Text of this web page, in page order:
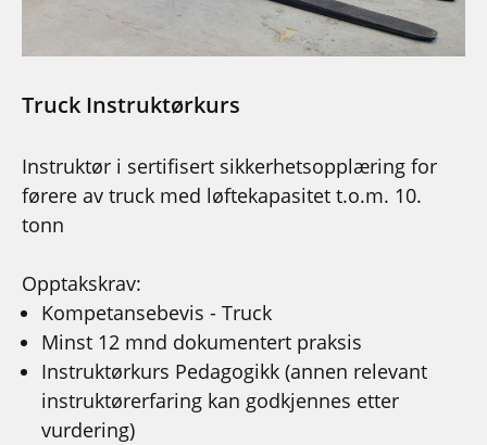
Truck Instruktørkurs
Instruktør i sertifisert sikkerhetsopplæring for
førere av truck med løftekapasitet t.o.m. 10.
tonn
Opptakskrav:
Kompetansebevis - Truck
Minst 12 mnd dokumentert praksis
Instruktørkurs Pedagogikk (annen relevant
instruktørerfaring kan godkjennes etter
vurdering)